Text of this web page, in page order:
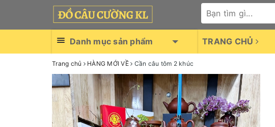
Danh mục sản phẩm TRANG CHỦ
Trang chủ HÀNG MỚI VỀ Cần câu tôm 2 khúc